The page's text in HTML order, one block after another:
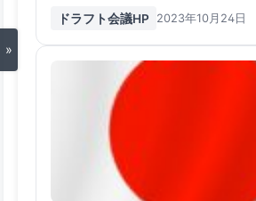
»
ドラフト会議HP 2023年10月24日